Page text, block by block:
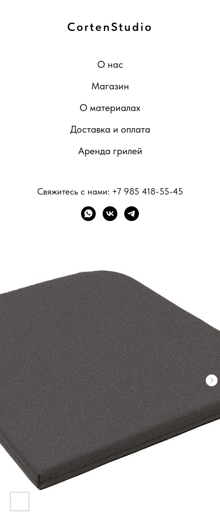
CortenStudio
О нас
Магазин
О материалах
Доставка и оплата
Аренда грилей
Свяжитесь с нами: +7 985 418-55-45